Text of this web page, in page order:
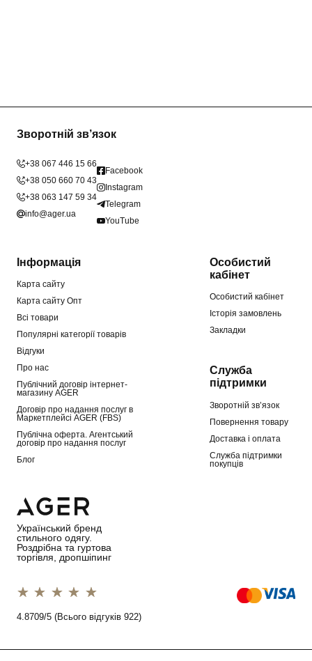
Зворотній зв’язок
+38 067 446 15 66
+38 050 660 70 43
+38 063 147 59 34
info@ager.ua
Facebook
Instagram
Telegram
YouTube
Інформація
Карта сайту
Карта сайту Опт
Всі товари
Популярні категорії товарів
Відгуки
Про нас
Публічний договір інтернет-
магазину AGER
Договір про надання послуг в
Маркетплейсі AGER (FBS)
Публічна оферта. Агентський
договір про надання послуг
Блог
Особистий
кабінет
Особистий кабінет
Історія замовлень
Закладки
Служба
підтримки
Зворотній зв’язок
Повернення товару
Доставка і оплата
Служба підтримки
покупців
Український бренд
стильного одягу.
Роздрібна та гуртова
торгівля, дропшіпинг
1 star
2 stars
3 stars
4 stars
5 stars
4.8709/5 (Всього відгуків 922)